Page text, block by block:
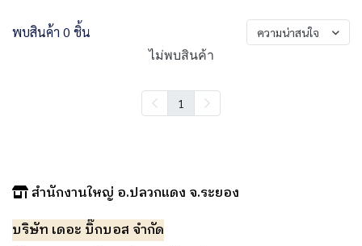
พบสินค้า 0 ชิ้น ความน่าสนใจ
ไม่พบสินค้า
1
สำนักงานใหญ่ อ.ปลวกแดง จ.ระยอง
บริษัท เดอะ บิ๊กบอส จำกัด